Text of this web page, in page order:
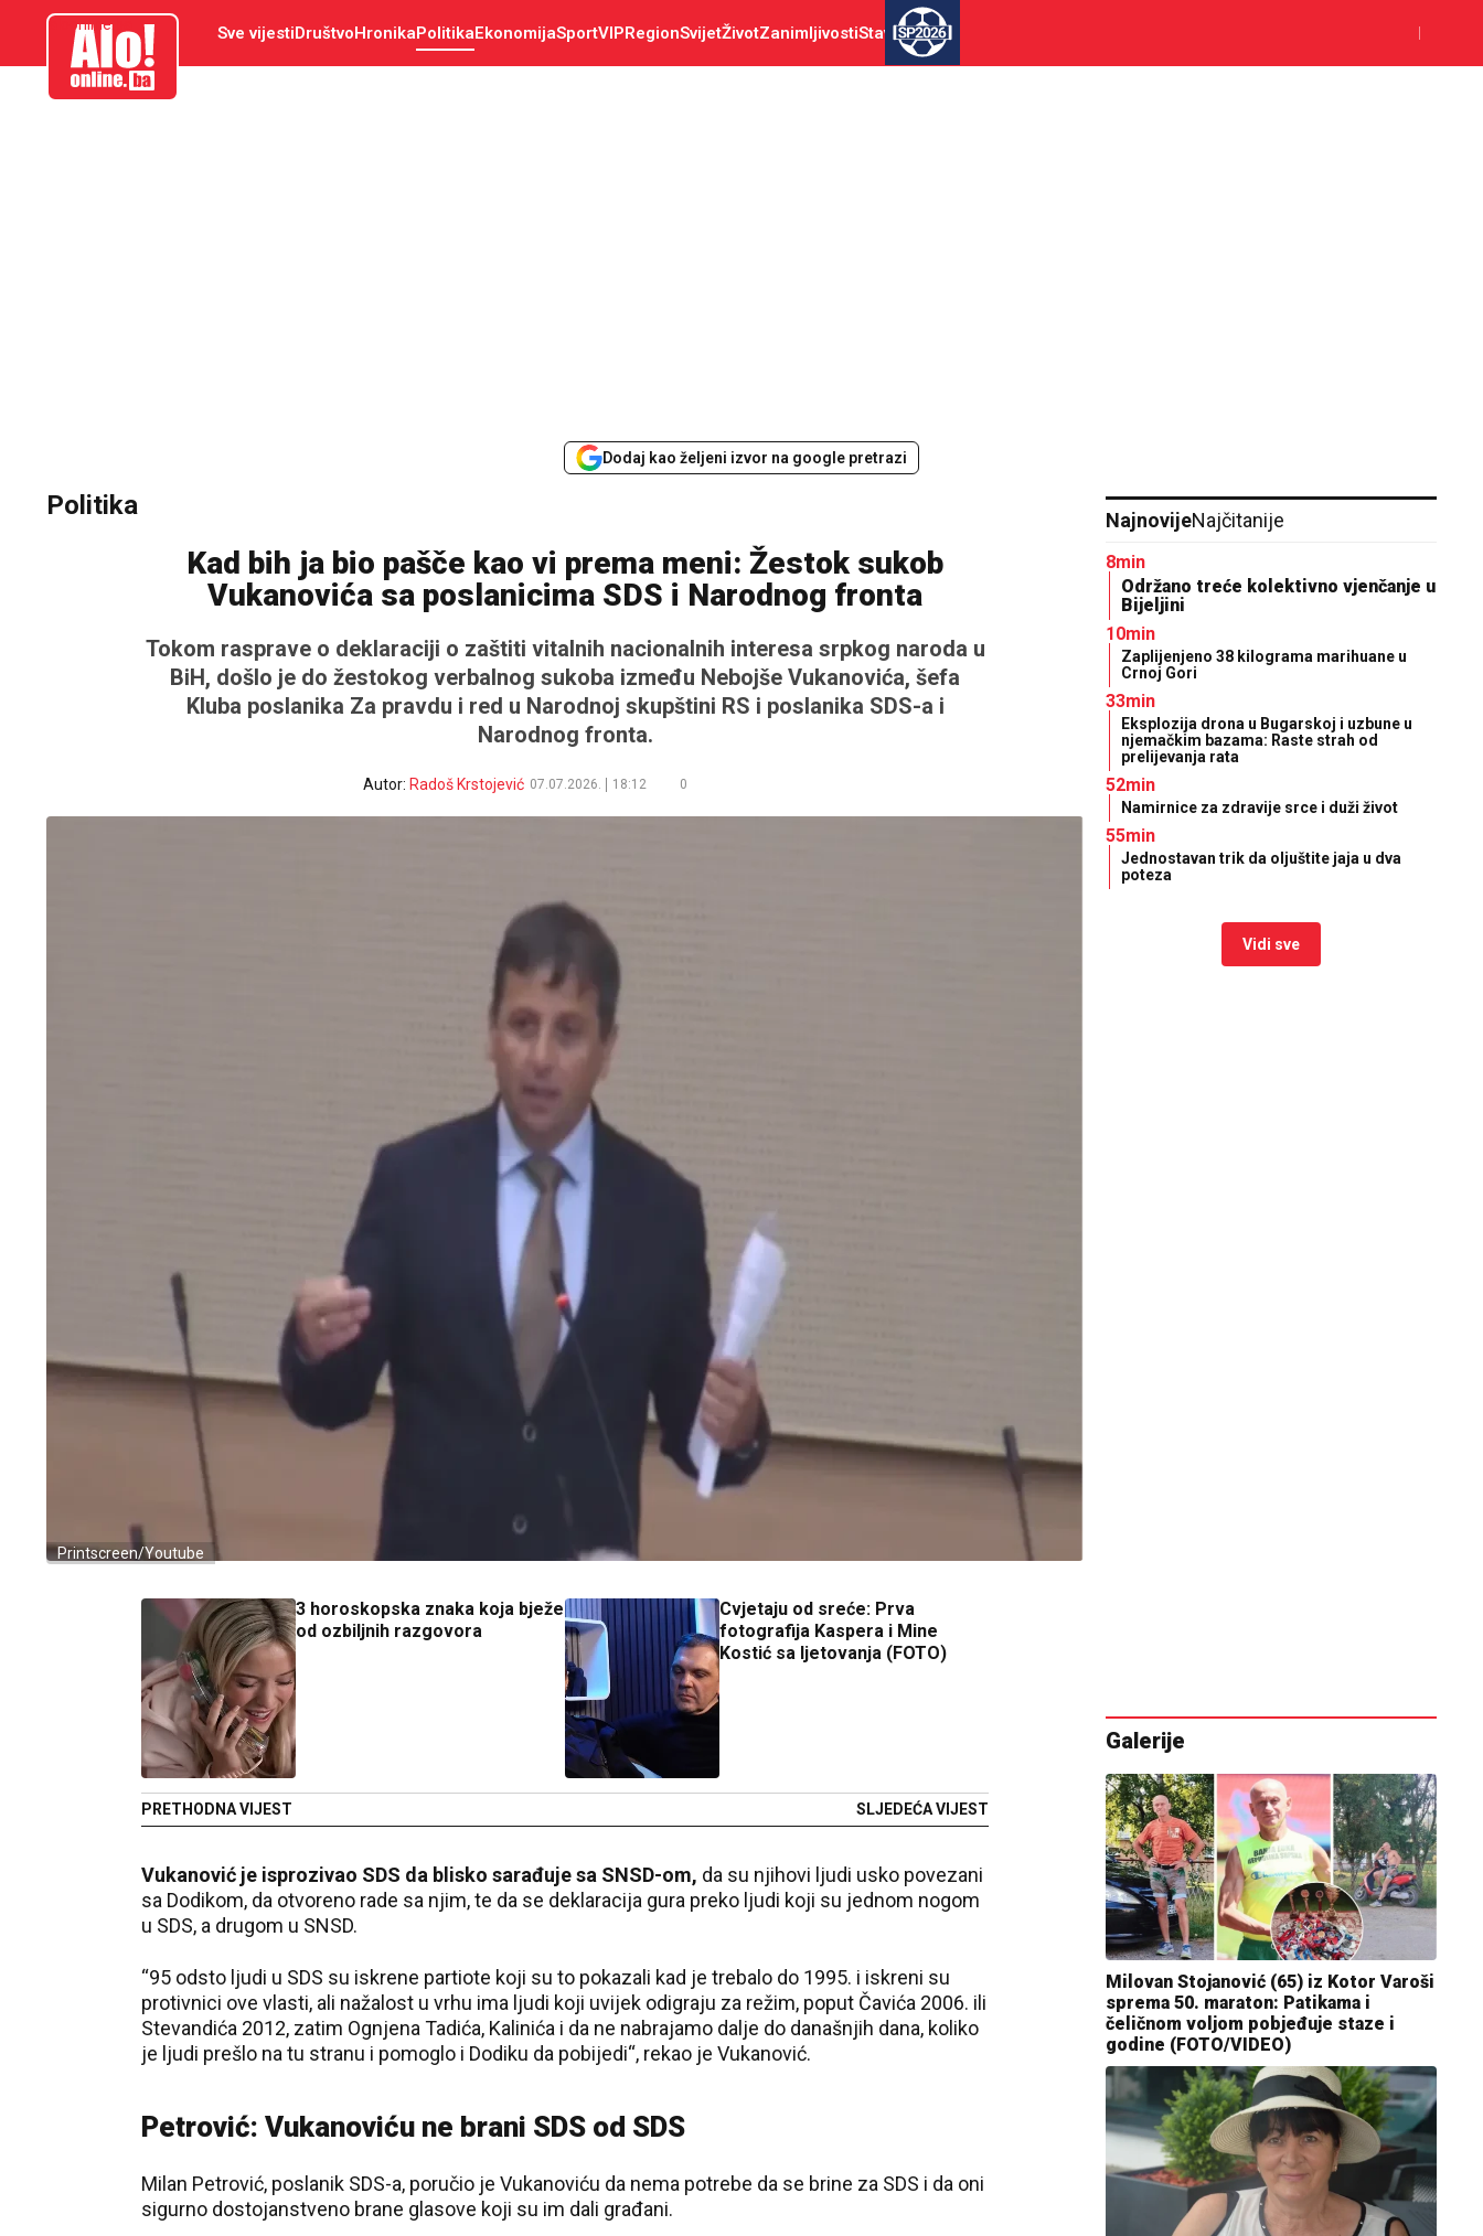
aloonline.ba Sve vijestiDruštvoHronikaPolitikaEkonomijaSportVIPRegionSvijetŽivotZanimljivostiStav SP2026
Dodaj kao željeni izvor na google pretrazi
Politika
Kad bih ja bio pašče kao vi prema meni: Žestok sukob
Vukanovića sa poslanicima SDS i Narodnog fronta
Tokom rasprave o deklaraciji o zaštiti vitalnih nacionalnih interesa srpkog naroda u
BiH, došlo je do žestokog verbalnog sukoba između Nebojše Vukanovića, šefa
Kluba poslanika Za pravdu i red u Narodnoj skupštini RS i poslanika SDS-a i
Narodnog fronta.
Autor: Radoš Krstojević 07.07.2026. 18:12 0
Printscreen/Youtube
3 horoskopska znaka koja bježe
od ozbiljnih razgovora
PRETHODNA VIJEST
Cvjetaju od sreće: Prva
fotografija Kaspera i Mine
Kostić sa ljetovanja (FOTO)
SLJEDEĆA VIJEST
Vukanović je isprozivao SDS da blisko sarađuje sa SNSD-om, da su njihovi ljudi usko povezani
sa Dodikom, da otvoreno rade sa njim, te da se deklaracija gura preko ljudi koji su jednom nogom
u SDS, a drugom u SNSD.
“95 odsto ljudi u SDS su iskrene partiote koji su to pokazali kad je trebalo do 1995. i iskreni su
protivnici ove vlasti, ali nažalost u vrhu ima ljudi koji uvijek odigraju za režim, poput Čavića 2006. ili
Stevandića 2012, zatim Ognjena Tadića, Kalinića i da ne nabrajamo dalje do današnjih dana, koliko
je ljudi prešlo na tu stranu i pomoglo i Dodiku da pobijedi“, rekao je Vukanović.
Petrović: Vukanoviću ne brani SDS od SDS
Milan Petrović, poslanik SDS-a, poručio je Vukanoviću da nema potrebe da se brine za SDS i da oni
sigurno dostojanstveno brane glasove koji su im dali građani.
NajnovijeNajčitanije
8min
Održano treće kolektivno vjenčanje u
Bijeljini
10min
Zaplijenjeno 38 kilograma marihuane u
Crnoj Gori
33min
Eksplozija drona u Bugarskoj i uzbune u
njemačkim bazama: Raste strah od
prelijevanja rata
52min
Namirnice za zdravije srce i duži život
55min
Jednostavan trik da oljuštite jaja u dva
poteza
Vidi sve
Galerije
Milovan Stojanović (65) iz Kotor Varoši
sprema 50. maraton: Patikama i
čeličnom voljom pobjeđuje staze i
godine (FOTO/VIDEO)